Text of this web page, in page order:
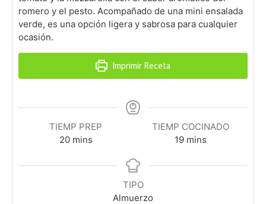
romero y el pesto. Acompañado de una mini ensalada
verde, es una opción ligera y sabrosa para cualquier
ocasión.
Imprimir Receta
TIEMP PREP
20minutes
mins
TIEMP COCINADO
19minutes
mins
TIPO
Almuerzo